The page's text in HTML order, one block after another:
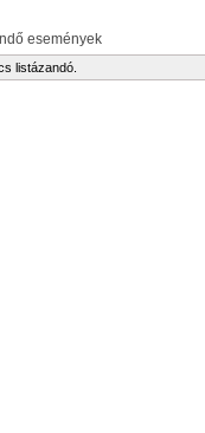
események
listázandó.